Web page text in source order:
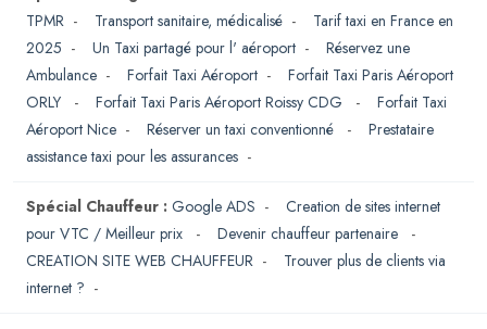
TPMR - Transport sanitaire, médicalisé - Tarif taxi en France en
2025 - Un Taxi partagé pour l' aéroport - Réservez une
Ambulance - Forfait Taxi Aéroport - Forfait Taxi Paris Aéroport
ORLY
- Forfait Taxi Paris Aéroport Roissy CDG - Forfait Taxi
Aéroport Nice - Réserver un taxi conventionné - Prestataire
assistance taxi pour les assurances -
Spécial Chauffeur : Google ADS - Creation de sites internet
pour VTC / Meilleur prix
- Devenir chauffeur partenaire
-
CREATION SITE WEB CHAUFFEUR - Trouver plus de clients via
internet ? -